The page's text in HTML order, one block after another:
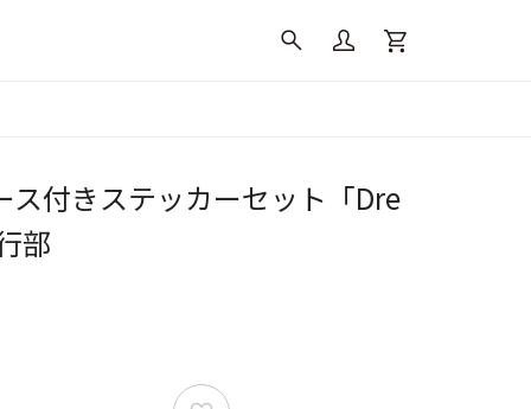
ス付きステッカーセット「Dre
部